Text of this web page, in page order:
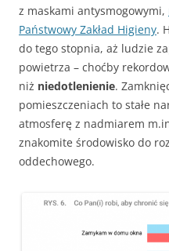
z maskami antysmogowymi,
Państwowy Zakład Higieny.
do tego stopnia, aż ludzie
powietrza – choćby
niż niedotlenienie.
pomieszczeniach to stałe
atmosferę z nadmiarem
znakomite środowisko do
oddechowego.